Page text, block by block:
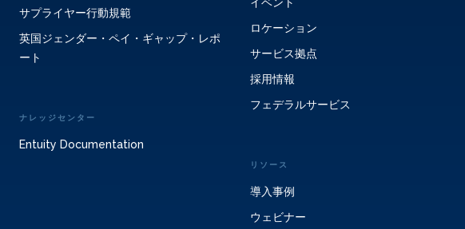
サプライヤー行動規範
英国ジェンダー・ペイ・ギャップ・レポ
ート
ナレッジセンター
Entuity Documentation
ロケーション
サービス拠点
採用情報
フェデラルサービス
リソース
導入事例
ウェビナー